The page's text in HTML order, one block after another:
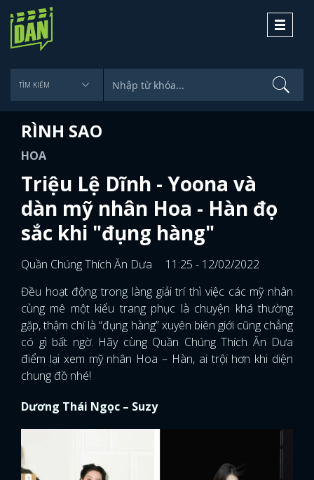
Toggle
RÌNH SAO
HOA
Triệu Lệ Dĩnh - Yoona và
dàn mỹ nhân Hoa - Hàn đọ
sắc khi "đụng hàng"
Quần Chúng Thích Ăn Dưa
11:25 - 12/02/2022
Đều hoạt động trong làng giải trí thì việc các mỹ nhân
cùng mê một kiểu trang phục là chuyện khá thường
gặp, thậm chí là “đụng hàng” xuyên biên giới cũng chẳng
có gì bất ngờ. Hãy cùng Quần Chúng Thích Ăn Dưa
điểm lại xem mỹ nhân Hoa – Hàn, ai trội hơn khi diện
chung đồ nhé!
Dương Thái Ngọc – Suzy